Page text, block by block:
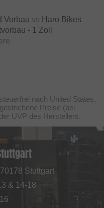
Vorbau vs Haro Bikes
- 1 Zoll
nach United States,
Preise (bei
UVP des Herstellers.
Stuttgart
& 14-18